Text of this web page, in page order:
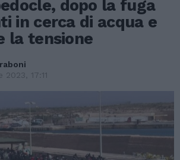
dopo la fuga
in cerca di acqua e
la tensione
2023, 17:11